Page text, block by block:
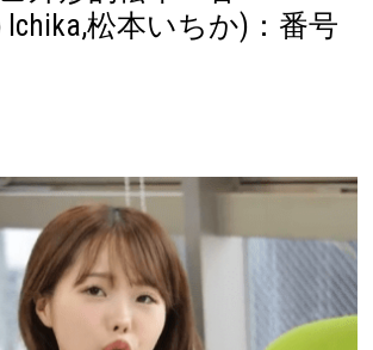
Ichika,松本いちか)：番号